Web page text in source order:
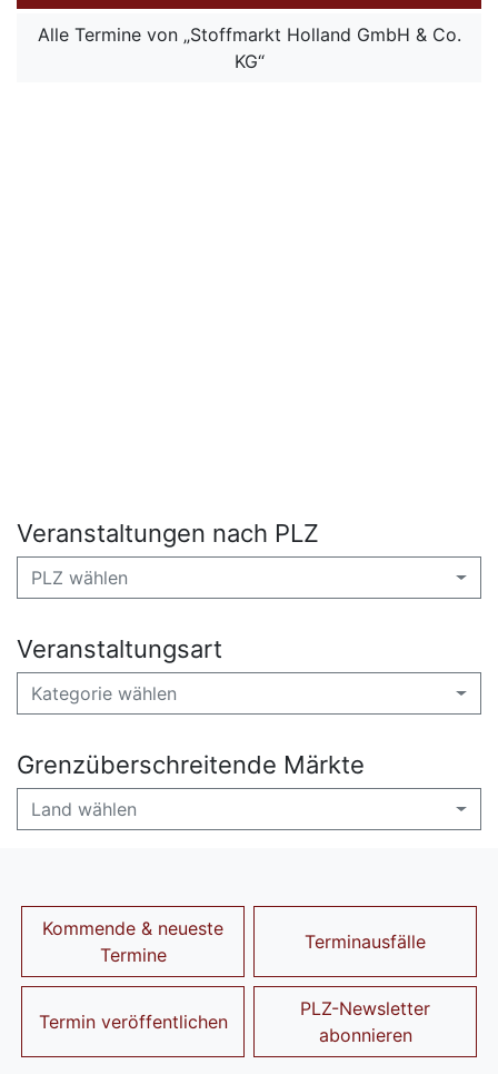
Alle Termine von „Stoffmarkt Holland GmbH & Co.
KG“
Veranstaltungen nach PLZ
PLZ wählen
Veranstaltungsart
Kategorie wählen
Grenzüberschreitende Märkte
Land wählen
Kommende & neueste
Termine
Terminausfälle
Termin veröffentlichen
PLZ-Newsletter
abonnieren